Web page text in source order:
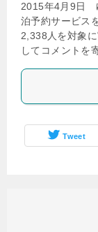
2015年4月9日
泊予約サービス
2,338人を対象
してコメントを
Tweet